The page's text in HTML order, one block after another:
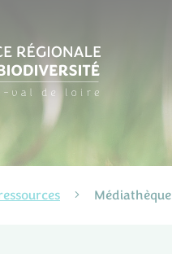
Médiathèque